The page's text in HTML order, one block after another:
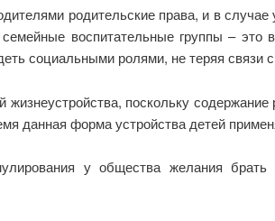
родительские права, и в
воспитательные группы – это
социальными ролями, не теряя связи
поскольку содержание
данная форма устройства детей
у общества желания